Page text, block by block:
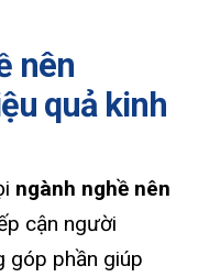
nên
quả kinh
ngành nghề nên
cận người
góp phần giúp